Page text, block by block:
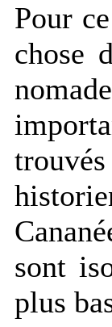
Pour
chose
sont
plus